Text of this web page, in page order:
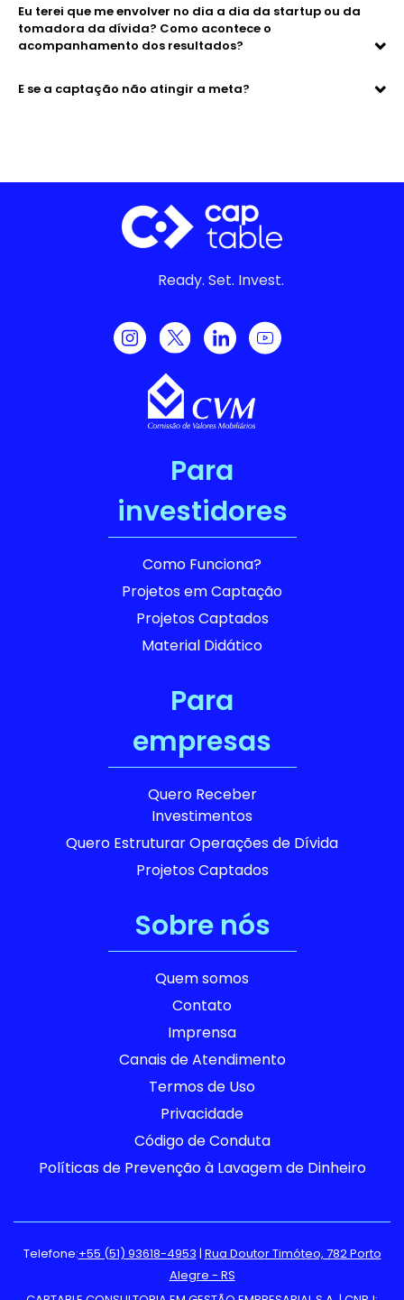
Eu terei que me envolver no dia a dia da startup ou da
tomadora da dívida? Como acontece o
acompanhamento dos resultados?
E se a captação não atingir a meta?
Ready. Set. Invest.
Para
investidores
Como Funciona?
Projetos em Captação
Projetos Captados
Material Didático
Para
empresas
Quero Receber
Investimentos
Quero Estruturar Operações de Dívida
Projetos Captados
Sobre nós
Quem somos
Contato
Imprensa
Canais de Atendimento
Termos de Uso
Privacidade
Código de Conduta
Políticas de Prevenção à Lavagem de Dinheiro
Telefone:+55 (51) 93618-4953 | Rua Doutor Timóteo, 782 Porto
Alegre - RS